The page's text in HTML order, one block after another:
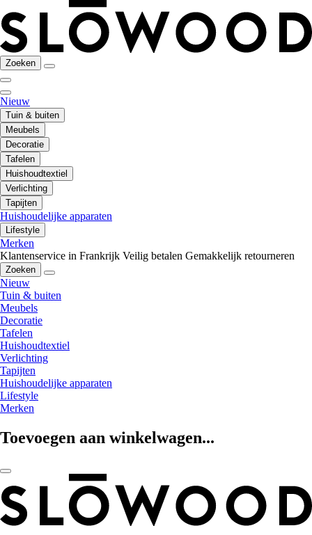
Zoeken
Nieuw
Tuin & buiten
Meubels
Decoratie
Tafelen
Huishoudtextiel
Verlichting
Tapijten
Huishoudelijke apparaten
Lifestyle
Merken
Klantenservice in Frankrijk Veilig betalen Gemakkelijk retourneren
Zoeken
Nieuw
Tuin & buiten
Meubels
Decoratie
Tafelen
Huishoudtextiel
Verlichting
Tapijten
Huishoudelijke apparaten
Lifestyle
Merken
Toevoegen aan winkelwagen...